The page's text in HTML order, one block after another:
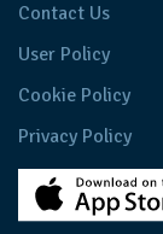
Contact Us
User Policy
Cookie Policy
Privacy Policy